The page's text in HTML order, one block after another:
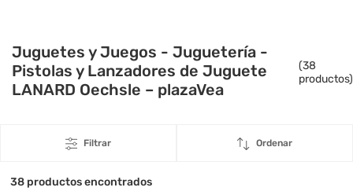
Juguetes y Juegos - Juguetería -
Pistolas y Lanzadores de Juguete
LANARD Oechsle – plazaVea
(38
productos)
Filtrar Ordenar
38 productos encontrados